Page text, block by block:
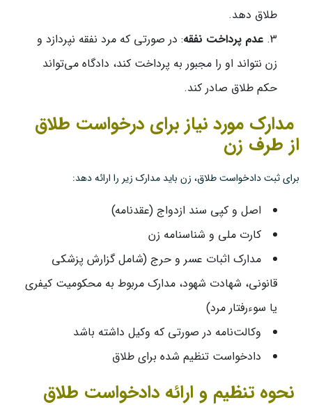
طلاق دهد.
عدم پرداخت نفقه: در صورتی که مرد نفقه نپردازد و
زن نتواند او را مجبور به پرداخت کند، دادگاه می‌تواند
حکم طلاق صادر کند.
مدارک مورد نیاز برای درخواست طلاق
از طرف زن
برای ثبت دادخواست طلاق، زن باید مدارک زیر را ارائه دهد:
اصل و کپی سند ازدواج (عقدنامه)
کارت ملی و شناسنامه زن
مدارک اثبات عسر و حرج (شامل گزارش پزشکی
قانونی، شهادت شهود، مدارک مربوط به محکومیت کیفری
یا سوءرفتار مرد)
وکالت‌نامه در صورتی که وکیل داشته باشد
دادخواست تنظیم شده برای طلاق
نحوه تنظیم و ارائه دادخواست طلاق